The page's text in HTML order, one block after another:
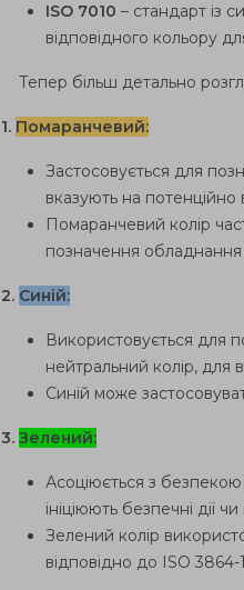
ISO 7010 – стандарт із
відповідного кольору
Тепер більш детально
1. Помаранчевий:
Застосовується для
вказують на потенційно
Помаранчевий колір
позначення
2. Синій:
Використовується для
нейтральний колір, для
Синій може
3. Зелений:
Асоціюється з безпекою
ініціюють безпечні дії
Зелений колір
відповідно до ISO 3864-